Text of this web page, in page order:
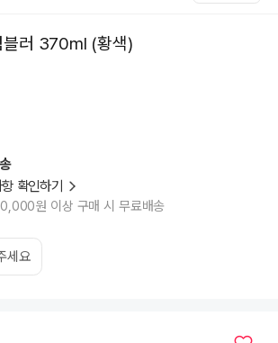
블러 370ml (황색)
확인하기
원 이상 구매 시 무료배송
세요